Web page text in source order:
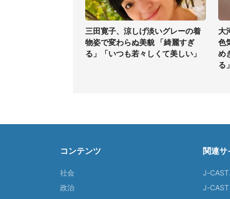
三田寛子、涼しげ淡いグレーの着
物姿で変わらぬ美貌 「綺麗すぎ
る」「いつも若々しくて美しい」
大
色
め
る
コンテンツ
社会
政治
関連サ
J-
J-